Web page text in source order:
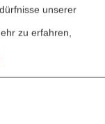
zu
des
eine EU,
Autorität
die
unserer
zu erfahren,